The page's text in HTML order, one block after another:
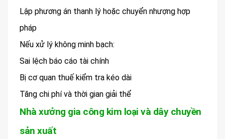
Lập phương án thanh lý hoặc chuyển nhượng hợp
pháp
Nếu xử lý không minh bạch:
Sai lệch báo cáo tài chính
Bị cơ quan thuế kiểm tra kéo dài
Tăng chi phí và thời gian giải thể
Nhà xưởng gia công kim loại và dây chuyền
sản xuất